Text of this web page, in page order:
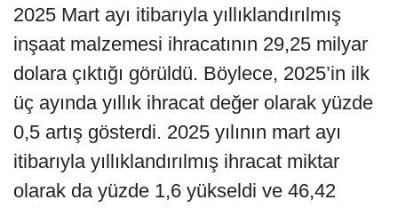
2025 Mart ayı itibarıyla yıllıklandırılmış
inşaat malzemesi ihracatının 29,25 milyar
dolara çıktığı görüldü. Böylece, 2025’in ilk
üç ayında yıllık ihracat değer olarak yüzde
0,5 artış gösterdi. 2025 yılının mart ayı
itibarıyla yıllıklandırılmış ihracat miktar
olarak da yüzde 1,6 yükseldi ve 46,42